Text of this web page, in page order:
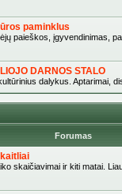
paminklus
paieškos, įgyvendinimas,
DARNOS STALO
dalykus. Aptarimai,
Forumas
skaičiavimai ir kiti matai.